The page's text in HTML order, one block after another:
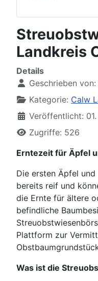
Landkreis
Details
Geschrieben von:
Kategorie: Calw
Veröffentlicht:
Zugriffe: 526
Erntezeit für Äpfel
Die ersten Äpfel
bereits reif und
die Ernte für ältere
befindliche
Plattform zur
Was ist die